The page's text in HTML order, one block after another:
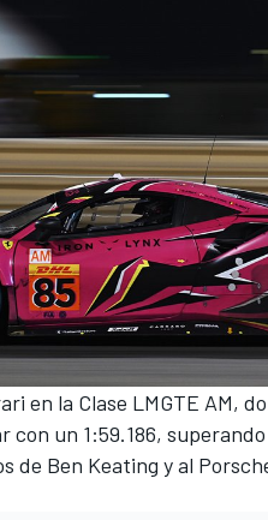
en la Clase LMGTE AM,
con un 1:59.186,
de Ben Keating y al